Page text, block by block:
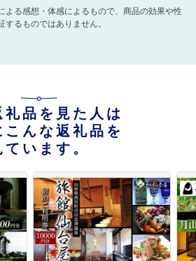
る感想・体感によるもので、商品の効果や性
するものではありません。
礼品を見た人は
こんな返礼品を
ています。